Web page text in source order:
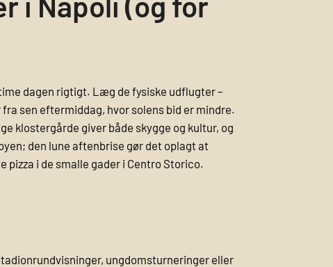
dagen rigtigt. Læg de fysiske udflugter –
sen eftermiddag, hvor solens bid er mindre.
klostergårde giver både skygge og kultur, og
den lune aftenbrise gør det oplagt at
pizza i de smalle gader i Centro Storico.
ungdomsturneringer eller